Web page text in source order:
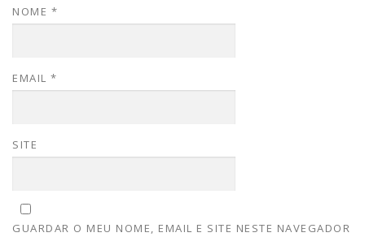
NOME *
EMAIL *
SITE
GUARDAR O MEU NOME, EMAIL E SITE NESTE NAVEGADOR